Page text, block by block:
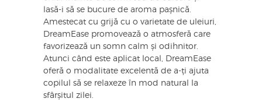
lasă-i să se bucure de aroma pașnică.
Amestecat cu grijă cu o varietate de uleiuri,
DreamEase promovează o atmosferă care
favorizează un somn calm și odihnitor.
Atunci când este aplicat local, DreamEase
oferă o modalitate excelentă de a-ți ajuta
copilul să se relaxeze în mod natural la
sfârșitul zilei.